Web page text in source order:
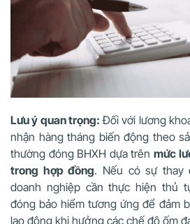
Lưu ý quan trọng: Đối với lương
nhận hàng tháng biến động theo
thường đóng BHXH dựa trên mức
trong hợp đồng. Nếu có sự thay
doanh nghiệp cần thực hiện thủ
đóng bảo hiểm tương ứng để đảm
lao động khi hưởng các chế độ ốm